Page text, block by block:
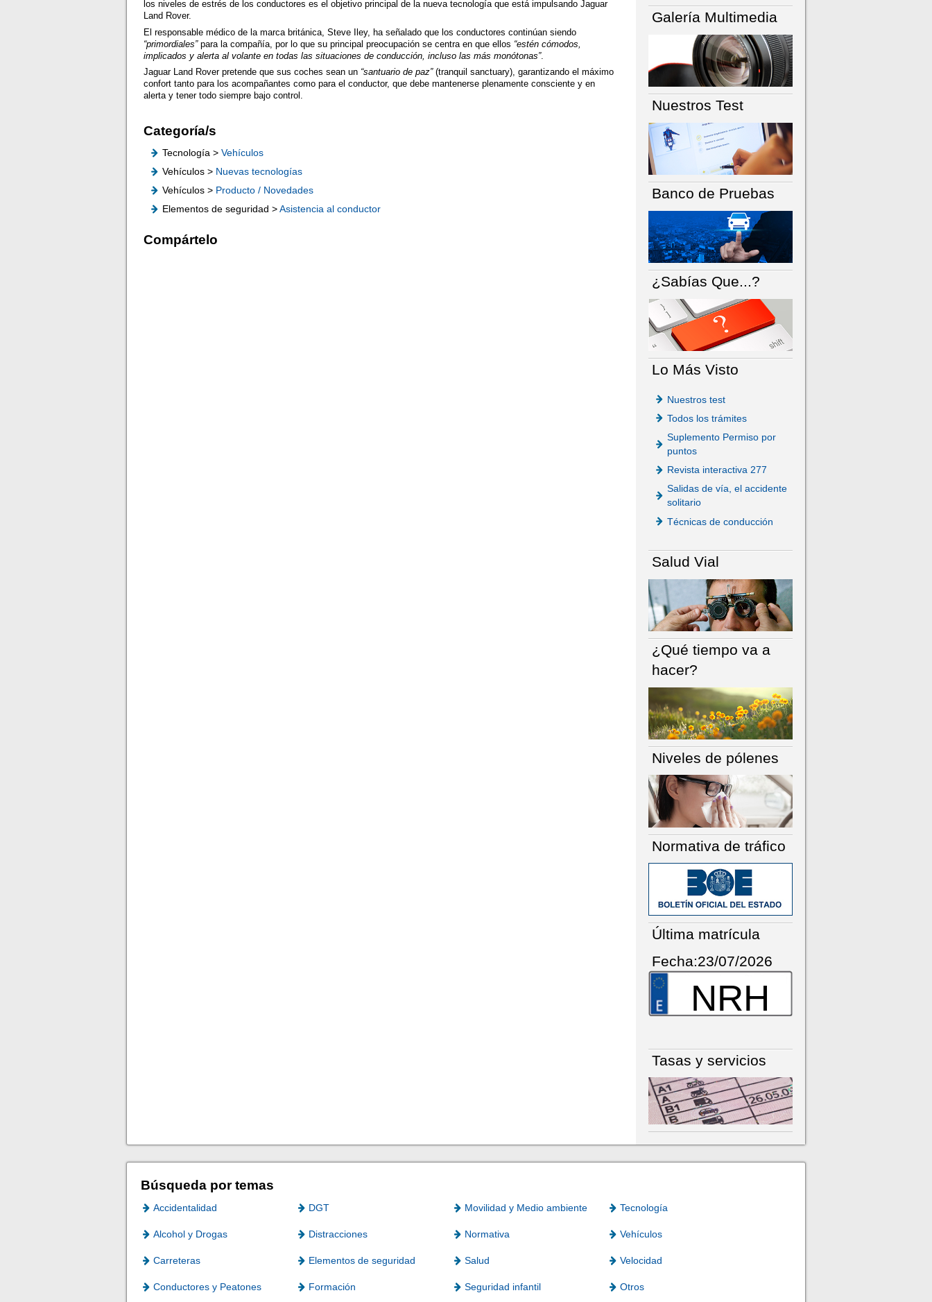
los niveles de estrés de los conductores es el objetivo principal de la nueva tecnología que está impulsando Jaguar
Land Rover.
El responsable médico de la marca británica, Steve Iley, ha señalado que los conductores continúan siendo
“primordiales”para la compañía, por lo que su principal preocupación se centra en que ellos “estén cómodos,
implicados y alerta al volante en todas las situaciones de conducción, incluso las más monótonas”.
Jaguar Land Rover pretende que sus coches sean un “santuario de paz”(tranquil sanctuary), garantizando el máximo
confort tanto para los acompañantes como para el conductor, que debe mantenerse plenamente consciente y en
alerta y tener todo siempre bajo control.
Categoría/s
Tecnología >Vehículos
Vehículos > Nuevas tecnologías
Vehículos > Producto / Novedades
Elementos de seguridad >Asistencia al conductor
Compártelo
Galería Multimedia
Nuestros Test
Banco de Pruebas
¿Sabías Que...?
Lo Más Visto
Nuestros test
Todos los trámites
Suplemento Permiso por
puntos
Revista interactiva 277
Salidas de vía, el accidente
solitario
Técnicas de conducción
Salud Vial
¿Qué tiempo va a
hacer?
Niveles de pólenes
Normativa de tráfico
Última matrícula
Fecha:23/07/2026
NRH
Tasas y servicios
Búsqueda por temas
Accidentalidad DGT Movilidad y Medio ambiente Tecnología
Alcohol y Drogas Distracciones Normativa Vehículos
Carreteras Elementos de seguridad Salud Velocidad
Conductores y Peatones Formación Seguridad infantil Otros